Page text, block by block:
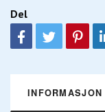
Del
INFORMASJON